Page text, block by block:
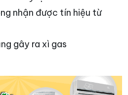
nhận được tín hiệu từ
gây ra xì gas